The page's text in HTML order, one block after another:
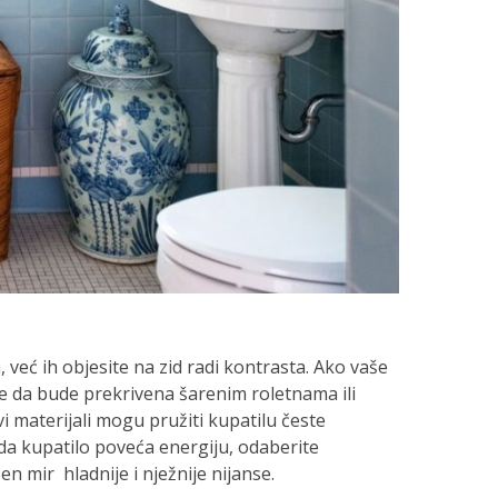
ih objesite na zid radi kontrasta. Ako vaše
bude prekrivena šarenim roletnama ili
materijali mogu pružiti kupatilu česte
kupatilo poveća energiju, odaberite
mir hladnije i nježnije nijanse.